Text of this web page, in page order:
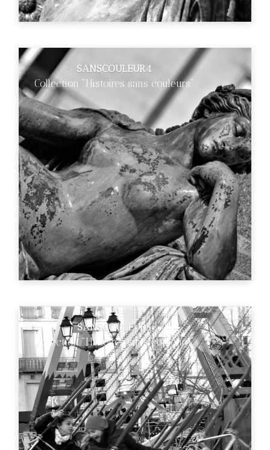
SANSCOULEUR4
Collection "Histoires sans couleurs"
€89
SANSCOULEUR5
Collection "Histoires sans couleurs"
€89